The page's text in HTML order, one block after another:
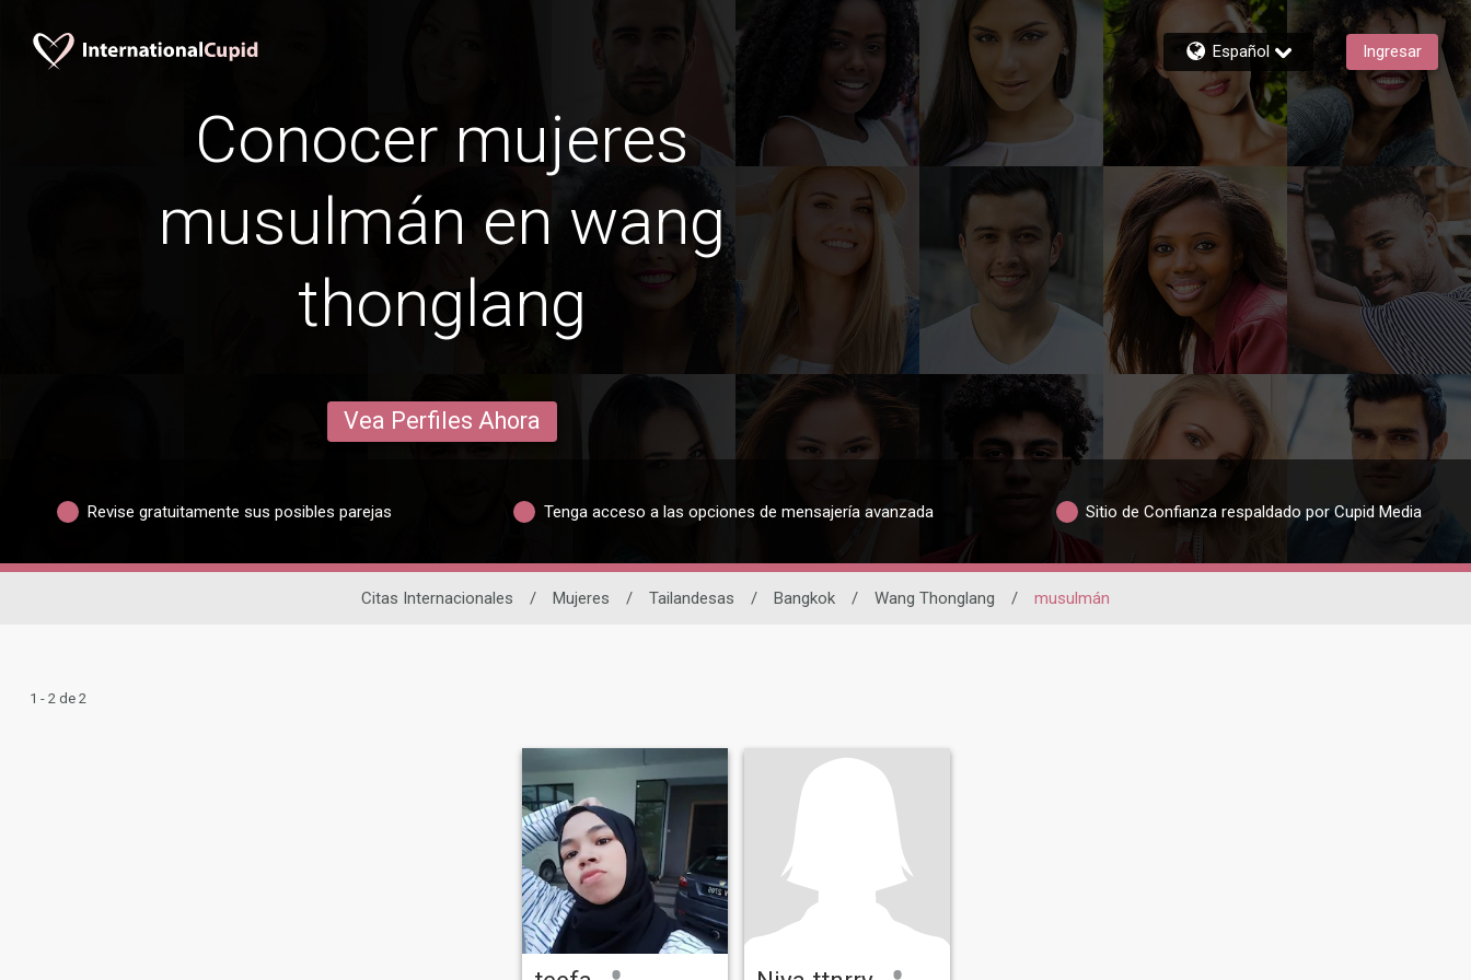
Español Ingresar
Conocer mujeres
musulmán en wang
thonglang
Vea Perfiles Ahora
Revise gratuitamente sus posibles parejas Tenga acceso a las opciones de mensajería avanzada Sitio de Confianza respaldado por Cupid Media
Citas Internacionales / Mujeres / Tailandesas / Bangkok / Wang Thonglang / musulmán
1 - 2 de 2